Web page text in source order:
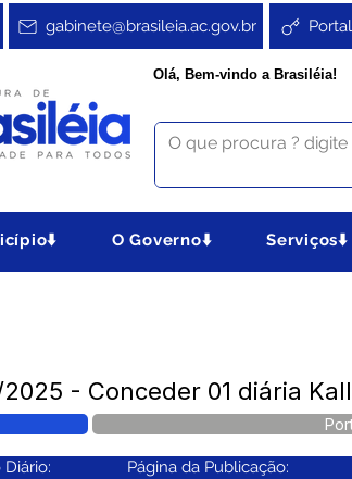
gabinete@brasileia.ac.gov.br
Olá, Bem-vindo a Brasiléia!
O Governo⬇️ Serviços⬇️
2025 - Conceder 01 diária
Página da Publicação: